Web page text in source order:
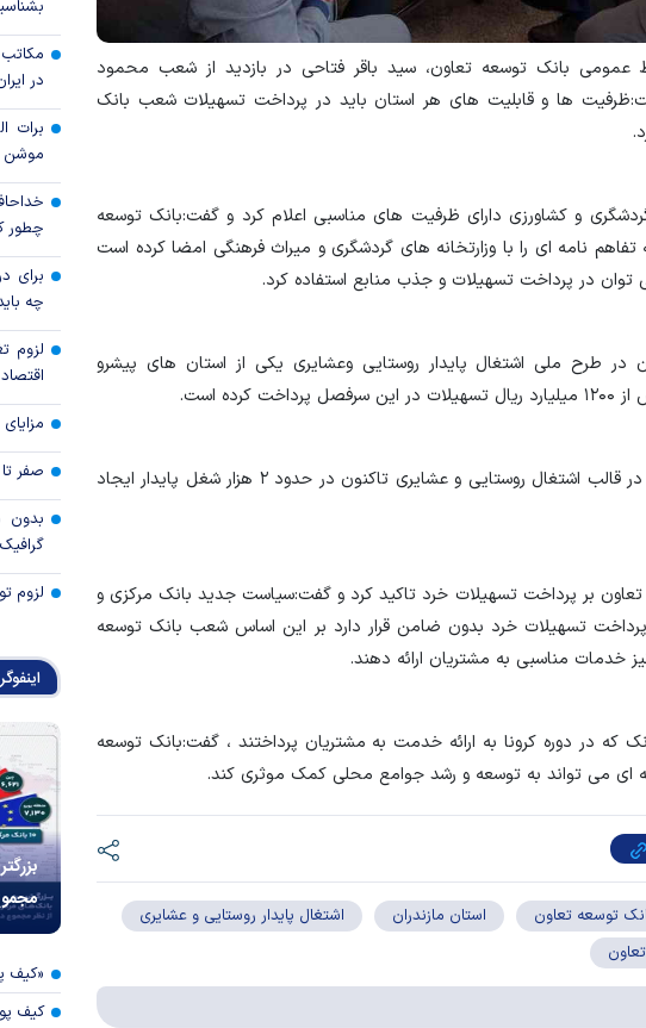
عمومی بانک توسعه تعاون، سید باقر فتاحی در بازدید از شعب محمود
گفت:ظرفیت ها و قابلیت های هر استان باید در پرداخت تسهیلات شعب بانک
و کشاورزی دارای ظرفیت های مناسبی اعلام کرد و گفت:بانک توسعه
قالب تبصره ۱۸ بودجه تفاهم نامه ای را با وزارتخانه های گردشگری و میراث فرهنگی امضا کرده است
توان در پرداخت تسهیلات و جذب منابع استفاده کرد.
در طرح ملی اشتغال پایدار روستایی وعشایری یکی از استان های پیشرو
است.
وی اعلام کرد:تسهیلات پرداختی در قالب اشتغال روستایی و عشایری تاکنون در حدود ۲ هزار شغل پایدار ایجاد
بر پرداخت تسهیلات خرد تاکید کرد و گفت:سیاست جدید بانک مرکزی و
پرداخت تسهیلات خرد بدون ضامن قرار دارد بر این اساس شعب بانک توسعه
خدمات مناسبی به مشتریان ارائه دهند.
که در دوره کرونا به ارائه خدمت به مشتریان پرداختند ، گفت:بانک توسعه
ای می تواند به توسعه و رشد جوامع محلی کمک موثری کند.
توسعه تعاون استان مازندران
اشتغال پایدار روستایی و عشایری
رویه
در
برات
موشن
چطور
برای
چه
لزوم
اقتصاد
صفر
بدون
گرافیک
لزوم
«کیف
کیف